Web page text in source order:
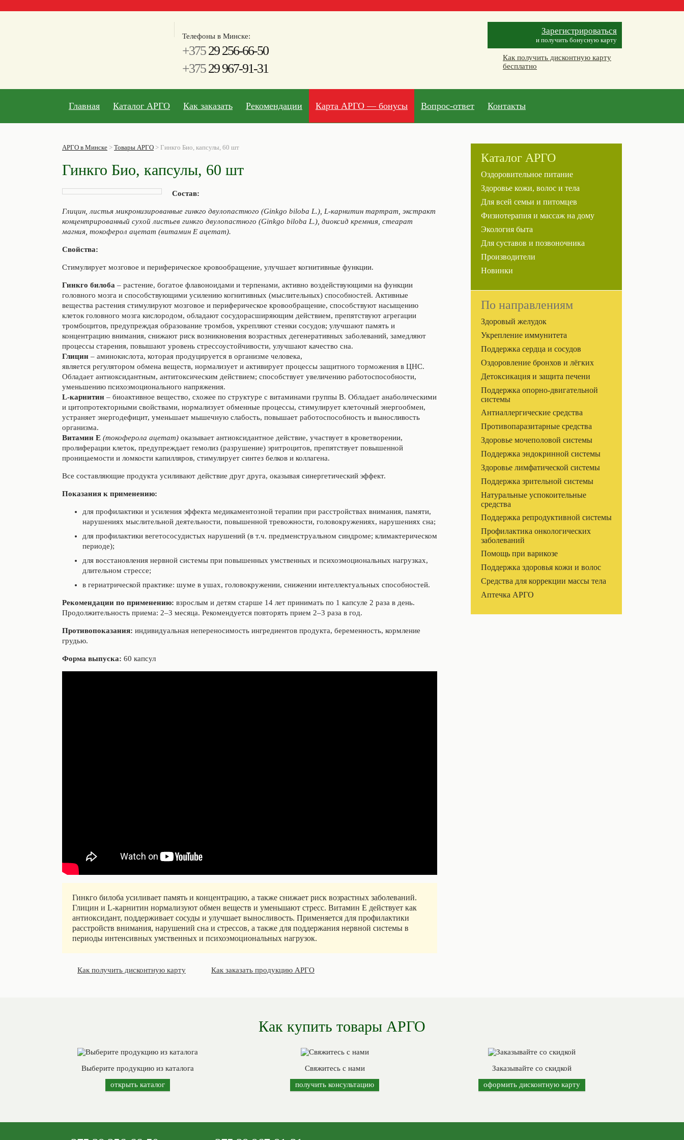
Телефоны в Минске:
+37529 256-66-50
+37529 967-91-31
Зарегистрироваться
и получить бонусную карту
Как получить дисконтную карту
бесплатно
Главная Каталог АРГО Как заказать Рекомендации Карта АРГО — бонусы Вопрос-ответ Контакты
АРГО в Минске > Товары АРГО > Гинкго Био, капсулы, 60 шт
Гинкго Био, капсулы, 60 шт
Состав:
Глицин, листья микронизированные гинкго двулопастного (Ginkgo biloba L.), L-карнитин тартрат, экстракт
концентрированный сухой листьев гинкго двулопастного (Ginkgo biloba L.), диоксид кремния, стеарат
магния, токоферол ацетат (витамин Е ацетат).
Свойства:
Стимулирует мозговое и периферическое кровообращение, улучшает когнитивные функции.
Гинкго билоба – растение, богатое флавоноидами и терпенами, активно воздействующими на функции
головного мозга и способствующими усилению когнитивных (мыслительных) способностей. Активные
вещества растения стимулируют мозговое и периферическое кровообращение, способствуют насыщению
клеток головного мозга кислородом, обладают сосудорасширяющим действием, препятствуют агрегации
тромбоцитов, предупреждая образование тромбов, укрепляют стенки сосудов; улучшают память и
концентрацию внимания, снижают риск возникновения возрастных дегенеративных заболеваний, замедляют
процессы старения, повышают уровень стрессоустойчивости, улучшают качество сна.
Глицин – аминокислота, которая продуцируется в организме человека,
является регулятором обмена веществ, нормализует и активирует процессы защитного торможения в ЦНС.
Обладает антиоксидантным, антитоксическим действием; способствует увеличению работоспособности,
уменьшению психоэмоционального напряжения.
L-карнитин – биоактивное вещество, схожее по структуре с витаминами группы В. Обладает анаболическими
и цитопротекторными свойствами, нормализует обменные процессы, стимулирует клеточный энергообмен,
устраняет энергодефицит, уменьшает мышечную слабость, повышает работоспособность и выносливость
организма.
Витамин Е (токоферола ацетат) оказывает антиоксидантное действие, участвует в кроветворении,
пролиферации клеток, предупреждает гемолиз (разрушение) эритроцитов, препятствует повышенной
проницаемости и ломкости капилляров, стимулирует синтез белков и коллагена.
Все составляющие продукта усиливают действие друг друга, оказывая синергетический эффект.
Показания к применению:
для профилактики и усиления эффекта медикаментозной терапии при расстройствах внимания, памяти,
нарушениях мыслительной деятельности, повышенной тревожности, головокружениях, нарушениях сна;
для профилактики вегетососудистых нарушений (в т.ч. предменструальном синдроме; климактерическом
периоде);
для восстановления нервной системы при повышенных умственных и психоэмоциональных нагрузках,
длительном стрессе;
в гериатрической практике: шуме в ушах, головокружении, снижении интеллектуальных способностей.
Рекомендации по применению: взрослым и детям старше 14 лет принимать по 1 капсуле 2 раза в день.
Продолжительность приема: 2–3 месяца. Рекомендуется повторять прием 2–3 раза в год.
Противопоказания: индивидуальная непереносимость ингредиентов продукта, беременность, кормление
грудью.
Форма выпуска: 60 капсул
Гинкго билоба усиливает память и концентрацию, а также снижает риск возрастных заболеваний.
Глицин и L-карнитин нормализуют обмен веществ и уменьшают стресс. Витамин Е действует как
антиоксидант, поддерживает сосуды и улучшает выносливость. Применяется для профилактики
расстройств внимания, нарушений сна и стрессов, а также для поддержания нервной системы в
периоды интенсивных умственных и психоэмоциональных нагрузок.
Как получить дисконтную карту Как заказать продукцию АРГО
Каталог АРГО
Оздоровительное питание
Здоровье кожи, волос и тела
Для всей семьи и питомцев
Физиотерапия и массаж на дому
Экология быта
Для суставов и позвоночника
Производители
Новинки
По направлениям
Здоровый желудок
Укрепление иммунитета
Поддержка сердца и сосудов
Оздоровление бронхов и лёгких
Детоксикация и защита печени
Поддержка опорно-двигательной
системы
Антиаллергические средства
Противопаразитарные средства
Здоровье мочеполовой системы
Поддержка эндокринной системы
Здоровье лимфатической системы
Поддержка зрительной системы
Натуральные успокоительные
средства
Поддержка репродуктивной системы
Профилактика онкологических
заболеваний
Помощь при варикозе
Поддержка здоровья кожи и волос
Средства для коррекции массы тела
Аптечка АРГО
Как купить товары АРГО
Выберите продукцию из каталога
открыть каталог
Свяжитесь с нами
получить консультацию
Заказывайте со скидкой
оформить дисконтную карту